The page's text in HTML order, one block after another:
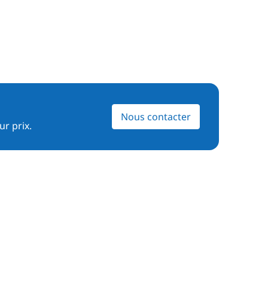
prix.
Nous contacter